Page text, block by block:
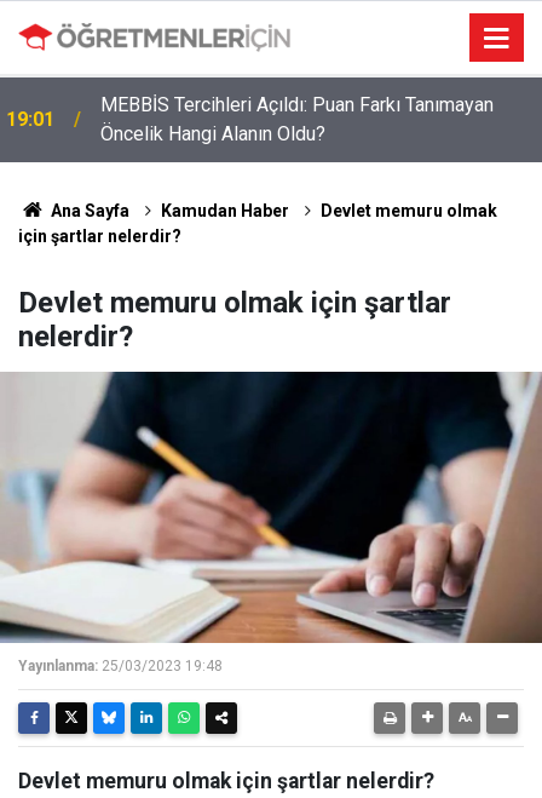
19:01
MEBBİS Tercihleri Açıldı: Puan Farkı Tanımayan
Öncelik Hangi Alanın Oldu?
Ana Sayfa Kamudan Haber
Devlet memuru olmak
için şartlar nelerdir?
Devlet memuru olmak için şartlar
nelerdir?
Yayınlanma: 25/03/2023 19:48
Devlet memuru olmak için şartlar nelerdir?